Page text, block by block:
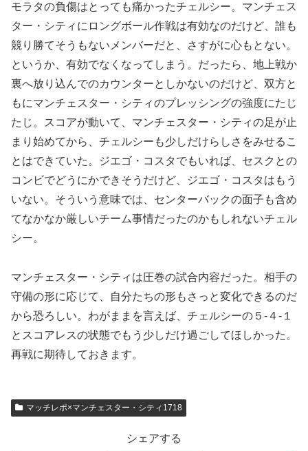
モラタの負傷はとっても痛かったチェルシー。マンチェス
ター・シティにロングボール作戦は有効なのだけど、誰も
競り勝てそうもないメンバーだと、さすがに心もとない。
というか、有効でなくなってしまう。だったら、地上戦か
裏へ放り込んでのカウンターとしかないのだけど、双方と
もにマンチェスター・シティのプレッシングの強度にたじ
たじ。スコアが動いて、マンチェスター・シティの足が止
まり始めてから、チェルシーも少しだけらしさをみせるこ
とはできていた。ジエゴ・コスタでもいれば、セスクとの
コンビでどうにかできそうだけど、ジエゴ・コスタはもう
いない。そういう意味では、センターバックの面子も含め
てなかなか厳しいチーム事情だったのかもしれないチェル
シー。
マンチェスター・シティは圧巻の試合内容だった。相手の
守備の形に応じて、自分たちの形もさっと変化できるのだ
から恐ろしい。わがままを言えば、チェルシーの５-４-１
とスコアレスの状態でもう少しだけ過ごしてほしかった。
再戦に期待しておきます。
マッチレポ×マンチェスター・シティ1718
シェアする